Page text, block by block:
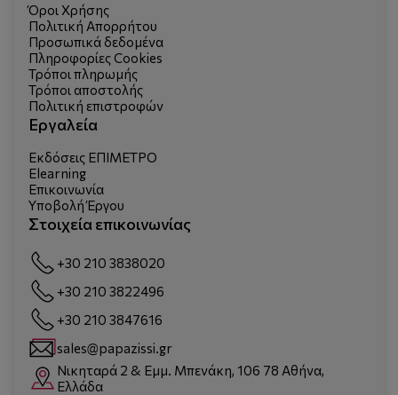
Όροι Χρήσης
Πολιτική Απορρήτου
Προσωπικά δεδομένα
Πληροφορίες Cookies
Τρόποι πληρωμής
Τρόποι αποστολής
Πολιτική επιστροφών
Εργαλεία
Εκδόσεις ΕΠΙΜΕΤΡΟ
Elearning
Επικοινωνία
Υποβολή Έργου
Στοιχεία επικοινωνίας
+30 210 3838020
+30 210 3822496
+30 210 3847616
sales@papazissi.gr
Νικηταρά 2 & Εμμ. Μπενάκη, 106 78 Αθήνα,
Ελλάδα